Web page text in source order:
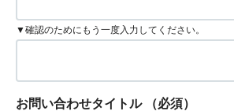
▼確認のためにもう一度入力してください。
お問い合わせタイトル （必須）